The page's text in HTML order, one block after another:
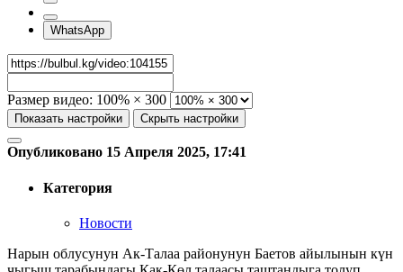
WhatsApp
Размер видео: 100% × 300
Показать настройки Скрыть настройки
Опубликовано 15 Апреля 2025, 17:41
Категория
Новости
Нарын облусунун Ак-Талаа районунун Баетов айылынын күн